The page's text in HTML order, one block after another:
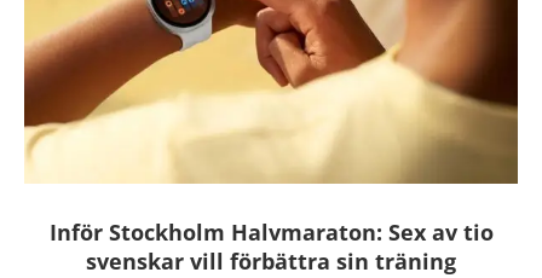
Inför Stockholm Halvmaraton: Sex av tio
svenskar vill förbättra sin träning